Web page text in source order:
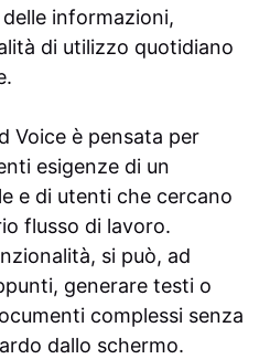
informazioni,
di utilizzo quotidiano
Voice è pensata per
esigenze di un
e di utenti che cercano
flusso di lavoro.
si può, ad
generare testi o
complessi senza
dallo schermo.